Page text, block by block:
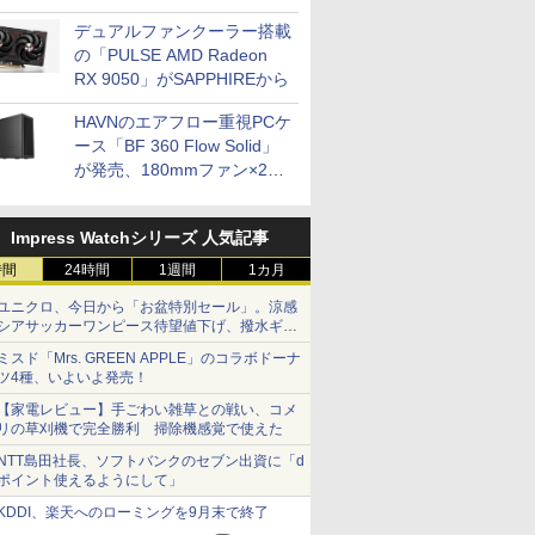
開発
デュアルファンクーラー搭載
の「PULSE AMD Radeon
RX 9050」がSAPPHIREから
HAVNのエアフロー重視PCケ
ース「BF 360 Flow Solid」
が発売、180mmファン×2搭
Impress Watchシリーズ 人気記事
24時間 1週間 1カ月
ニクロ、今日から「お盆特別セール」。涼感
アサッカーワンピース待望値下げ、撥水ギア
ョーツは1990円に
スド「Mrs. GREEN APPLE」のコラボドーナ
4種、いよいよ発売！
家電レビュー】手ごわい雑草との戦い、コメ
の草刈機で完全勝利 掃除機感覚で使えた
島田社長、ソフトバンクのセブン出資に「d
イント使えるようにして」
、楽天へのローミングを9月末で終了